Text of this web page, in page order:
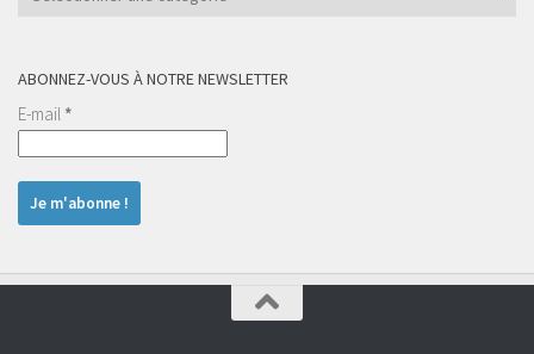
ABONNEZ-VOUS À NOTRE NEWSLETTER
E-mail *